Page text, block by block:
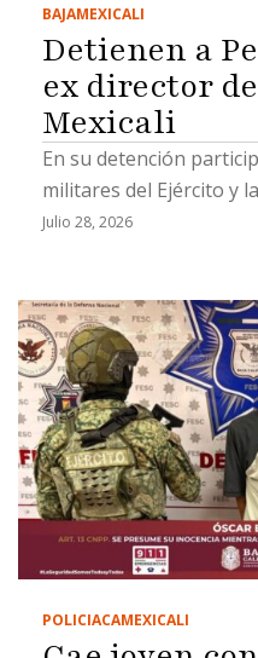
BAJAMEXICALI
Detienen a
ex director
Mexicali
En su detención
militares del Ejército y
Julio 28, 2026
POLICIACAMEXICALI